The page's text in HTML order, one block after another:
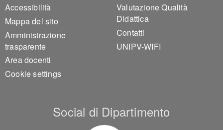
Accessibilità
Mappa del sito
Amministrazione
trasparente
Area docenti
Cookie settings
Valutazione Qualità
Didattica
Contatti
UNIPV-WIFI
Social di Dipartimento